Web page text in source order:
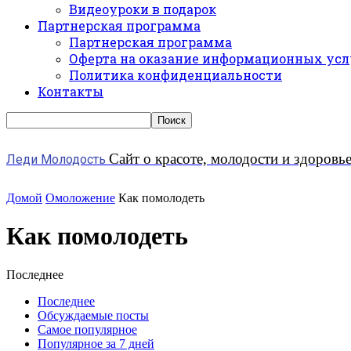
Видеоуроки в подарок
Партнерская программа
Партнерская программа
Оферта на оказание информационных
Политика конфиденциальности
Контакты
Леди Молодость Сайт о красоте, молодости и здоровье
Домой Омоложение Как помолодеть
Как помолодеть
Последнее
Последнее
Обсуждаемые посты
Самое популярное
Популярное за 7 дней